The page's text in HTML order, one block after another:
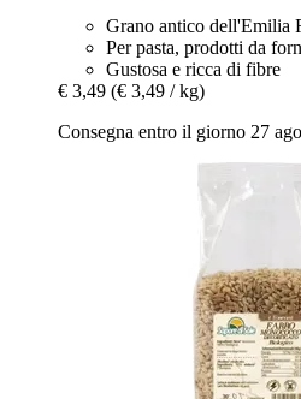
Grano antico dell'Emilia
Per pasta, prodotti da
Gustosa e ricca di fibre
€ 3,49 (€ 3,49 / kg)
Consegna entro il giorno 27